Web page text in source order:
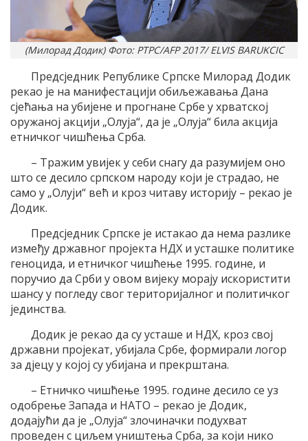
(Милорад Додик) Фото: РТРС/AFP 2017/ ELVIS BARUKCIC
Предсједник Републике Српске Милорад Додик
рекао је на манифестацији обиљежавања Дана
сјећања на убијене и прогнане Србе у хрватској
оружаној акцији „Олуја“, да је „Олуја“ била акција
етничког чишћења Срба.
– Тражим увијек у себи снагу да разумијем оно
што се десило српском народу који је страдао, не
само у „Олуји“ већ и кроз читаву историју – рекао је
Додик.
Предсједник Српске је истакао да нема разлике
између државног пројекта НДХ и усташке политике
геноцида, и етничког чишћење 1995. године, и
поручио да Срби у овом вијеку морају искористити
шансу у погледу свог територијалног и политичког
јединства.
Додик је рекао да су усташе и НДХ, кроз свој
државни пројекат, убијала Србе, формирали логор
за дјецу у којој су убијана и прекрштана.
– Етничко чишћење 1995. године десило се уз
одобрење Запада и НАТО – рекао је Додик,
додајући да је „Олуја“ злочиначки подухват
проведен с циљем уништења Срба, за који нико